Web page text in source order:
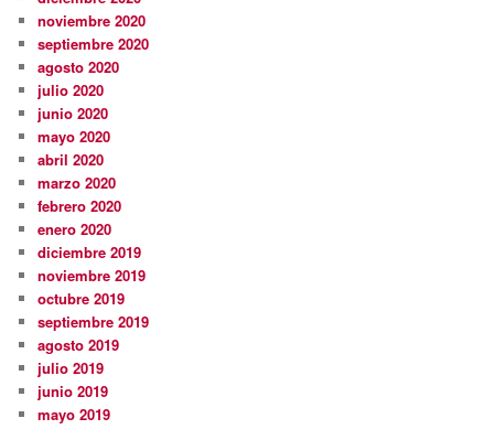
noviembre 2020
septiembre 2020
agosto 2020
julio 2020
junio 2020
mayo 2020
abril 2020
marzo 2020
febrero 2020
enero 2020
diciembre 2019
noviembre 2019
octubre 2019
septiembre 2019
agosto 2019
julio 2019
junio 2019
mayo 2019